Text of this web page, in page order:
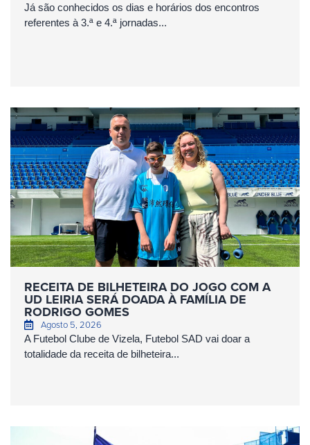
Já são conhecidos os dias e horários dos encontros
referentes à 3.ª e 4.ª jornadas...
RECEITA DE BILHETEIRA DO JOGO COM A
UD LEIRIA SERÁ DOADA À FAMÍLIA DE
RODRIGO GOMES
Agosto 5, 2026
A Futebol Clube de Vizela, Futebol SAD vai doar a
totalidade da receita de bilheteira...